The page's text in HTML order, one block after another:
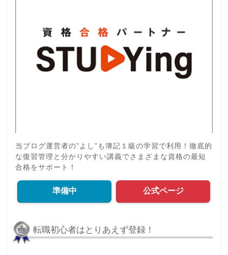
当ブログ運営者の”よし”も簿記１級の学習で利用！徹底的
な復習管理と分かりやすい講義でさまざまな資格の最短
合格をサポート！
準備中 公式ページ
転職初心者はとりあえず登録！